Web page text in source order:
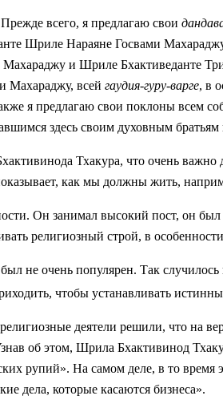
Прежде всего, я предлагаю свои
Шриле Нараяне Госвами
Махараджу и Шриле Бхактиведанте
Махараджу, всей гаудия-гуру-варге, в
я предлагаю свои поклоны всем
здесь своим духовным братьям
Тхакура, что очень важно
как мы должны жить,
Он занимал высокий пост, он
религиозный строй, в
не очень популярен. Так
чтобы устанавливать
деятели решили, что на
об этом, Шрила Бхактивинод
рупий». На самом деле, в то время
дела, которые касаются бизнеса».